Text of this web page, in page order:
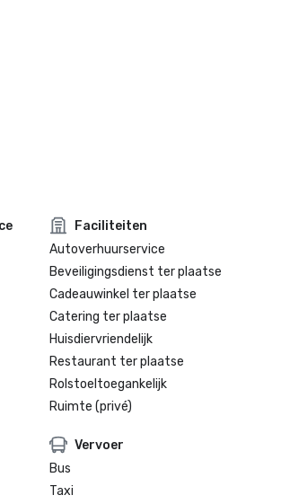
Faciliteiten
Autoverhuurservice
Beveiligingsdienst ter plaatse
Cadeauwinkel ter plaatse
Catering ter plaatse
Huisdiervriendelijk
Restaurant ter plaatse
Rolstoeltoegankelijk
Ruimte (privé)
Vervoer
Bus
Taxi